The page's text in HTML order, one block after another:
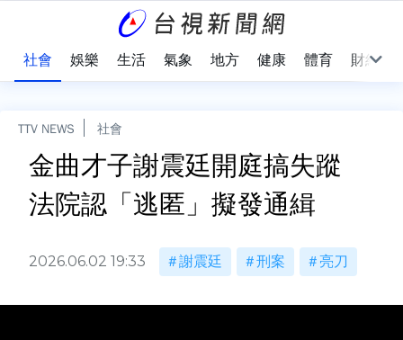
社會 娛樂 生活 氣象 地方 健康 體育 財經
TTV NEWS 社會
金曲才子謝震廷開庭搞失蹤
法院認「逃匿」擬發通緝
2026.06.02 19:33 謝震廷 刑案 亮刀